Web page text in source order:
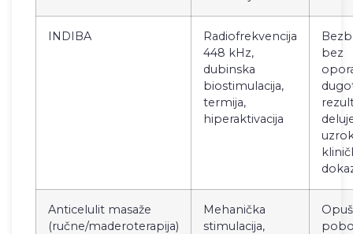
INDIBA
Radiofrekvencija
448 kHz,
dubinska
biostimulacija,
termija,
hiperaktivacija
bez
Anticelulit masaže
(ručne/maderoterapija)
Mehanička
stimulacija,